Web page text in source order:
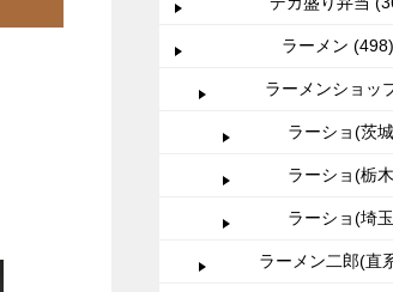
ラーメン (498)
ラーメンショッ
ラーショ(茨
ラーショ(栃
ラーショ(埼
ラーメン二郎(直